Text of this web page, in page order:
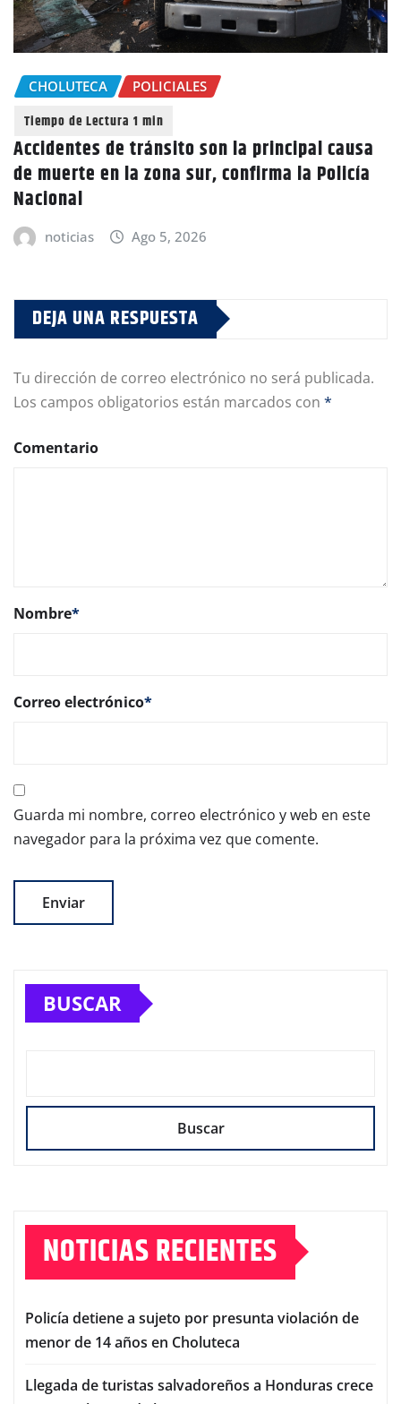
CHOLUTECA POLICIALES
Accidentes de tránsito son la principal causa
de muerte en la zona sur, confirma la Policía
Nacional
noticias Ago 5, 2026
DEJA UNA RESPUESTA
Tu dirección de correo electrónico no será publicada.
Los campos obligatorios están marcados con *
Comentario
Nombre*
Correo electrónico*
Guarda mi nombre, correo electrónico y web en este
navegador para la próxima vez que comente.
BUSCAR
Buscar
NOTICIAS RECIENTES
Policía detiene a sujeto por presunta violación de
menor de 14 años en Choluteca
Llegada de turistas salvadoreños a Honduras crece